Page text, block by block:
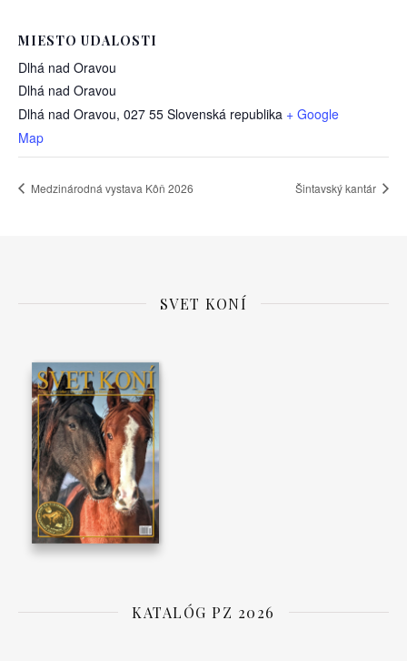
MIESTO UDALOSTI
Dlhá nad Oravou
Dlhá nad Oravou
Dlhá nad Oravou, 027 55 Slovenská republika + Google
Map
Medzinárodná vystava Kôň 2026 Šintavský kantár
SVET KONÍ
KATALÓG PZ 2026